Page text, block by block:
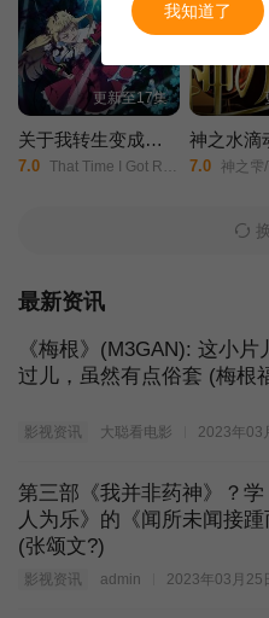
更新至17集
关于我转生变成史莱姆这档事第四季
7.0 That Time I Got Reincarnated as a Slime Season 4/
神之水滴
7.0 神之雫/THE
最新资讯
《梅根》(M3GAN): 这小片
过儿，虽然有点俗套 (梅根
影视资讯 大聪看电影 2023年03
第三部《我并非药神》？学
人为乐》的《闻所未闻接踵
(张颂文?)
影视资讯 admin 2023年03月25
我知道了